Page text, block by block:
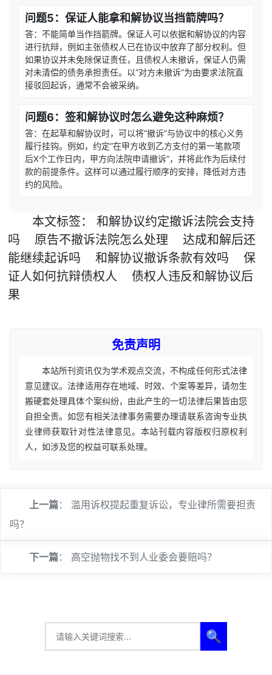
问题5：保证人能拿和解协议当挡箭牌吗？
答：不能简单当作挡箭牌。保证人可以依据和解协议的内容
进行抗辩，例如主张债权人已在协议中放弃了部分权利。但
如果协议并未免除保证责任，且债权人未撤诉，保证人仍需
对未清偿的债务承担责任。以“对方未撤诉”为由要求法院直
接驳回起诉，通常不会被采纳。
问题6：签和解协议时怎么避免这种麻烦？
答：在起草和解协议时，可以将“撤诉”与协议中的核心义务
履行挂钩。例如，约定“在甲方收到乙方支付的第一笔款项
后X个工作日内，甲方向法院申请撤诉”，并将此作为后续付
款的前提条件。这样可以通过履行顺序的安排，降低对方违
约的风险。
本文标签： 和解协议约定撤诉法院会支持
吗
原告不撤诉法院怎么处理
达成和解后还
能继续起诉吗
和解协议撤诉条款有效吗
保
证人如何抗辩债权人
债权人违反和解协议后
果
免责声明
本站所刊资讯仅为学术观点交流，不构成任何形式法律
意见建议。法律适用存在地域、时效、个案等差异，请勿生
搬硬套处理具体个案纠纷，由此产生的一切法律后果皆由您
自担全责。如您有相关法律事务需要办理请联系咨询专业执
业律师获取针对性法律意见。本站刊载内容版权归原权利
人，如涉及您的权益可联系处理。
上一篇： 滥用诉权提起重复诉讼，专业律所需要担责
吗？
下一篇： 高空抛物找不到人业委会要赔吗？
🔍